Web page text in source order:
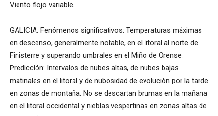
Viento flojo variable.
GALICIA. Fenómenos significativos: Temperaturas máximas
en descenso, generalmente notable, en el litoral al norte de
Finisterre y superando umbrales en el Miño de Orense.
Predicción: Intervalos de nubes altas, de nubes bajas
matinales en el litoral y de nubosidad de evolución por la tarde
en zonas de montaña. No se descartan brumas en la mañana
en el litoral occidental y nieblas vespertinas en zonas altas de